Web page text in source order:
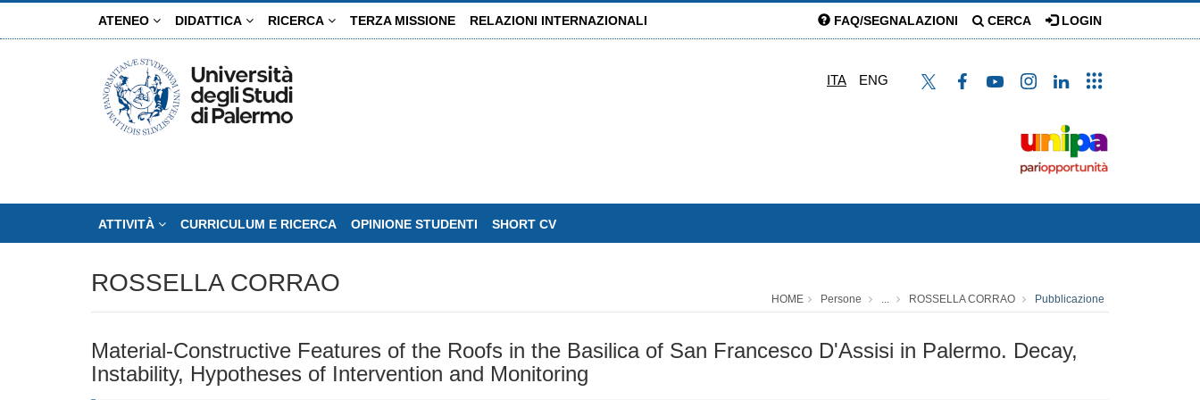
ATENEO DIDATTICA RICERCA TERZA MISSIONE RELAZIONI INTERNAZIONALI FAQ/SEGNALAZIONI CERCA LOGIN
ITA ENG
ATTIVITÀ CURRICULUM E RICERCA OPINIONE STUDENTI SHORT CV
ROSSELLA CORRAO
HOME Persone ... ROSSELLA CORRAO Pubblicazione
Material-Constructive Features of the Roofs in the Basilica of San Francesco D'Assisi in Palermo. Decay,
Instability, Hypotheses of Intervention and Monitoring